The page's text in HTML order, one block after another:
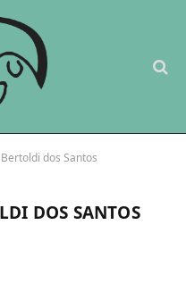
dos Santos
DOS SANTOS